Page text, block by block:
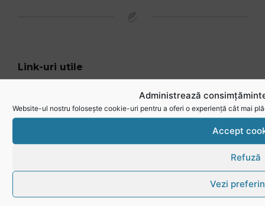
Administrează
Website-ul nostru folosește cookie-uri pentru a oferi o experiență cât mai
Accept
Refuză
Vezi
Link-uri utile